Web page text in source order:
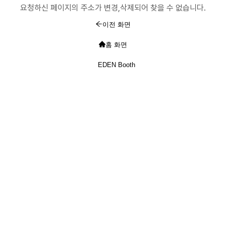
요청하신 페이지의 주소가 변경,삭제되어 찾을 수 없습니다.
이전 화면
홈 화면
EDEN Booth